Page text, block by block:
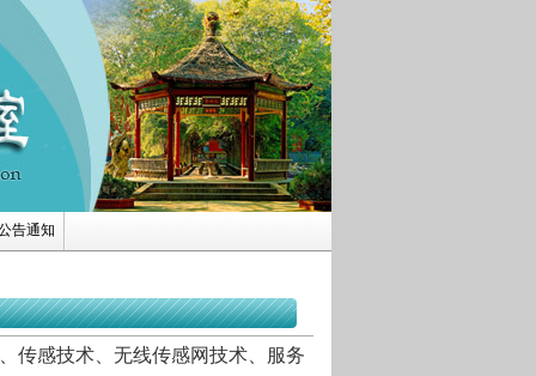
告通知
传感技术、无线传感网技术、服务